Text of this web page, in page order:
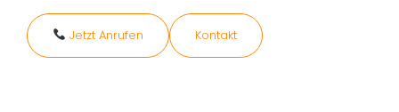
Jetzt Anrufen Kontakt